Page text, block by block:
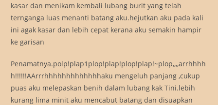
kasar dan menikam kembali lubang burit yang telah
ternganga luas menanti batang aku.hejutkan aku pada kali
ini agak kasar dan lebih cepat kerana aku semakin hampir
ke garisan
Penamatnya.polp!plap1plop!plap!plop!plap!~plop,,,,arrhhhh
h!!!!!!AArrrhhhhhhhhhhhhhaku mengeluh panjang ,cukup
puas aku melepaskan benih dalam lubang kak Tini.lebih
kurang lima minit aku mencabut batang dan disuapkan